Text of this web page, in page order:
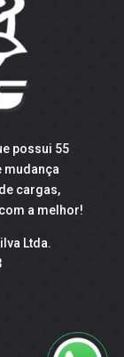
possui 55
mudança
cargas,
a melhor!
Ltda.